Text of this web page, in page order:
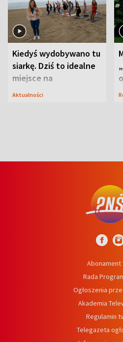
Kiedyś wydobywano tu
siarkę. Dziś to idealne
miejsce na
wypoczynek
Aktualności
Abonament
Rada
Ogłoszenia
Akademia
Regulamin
Telegazeta